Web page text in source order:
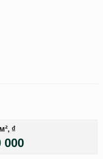
₫
000